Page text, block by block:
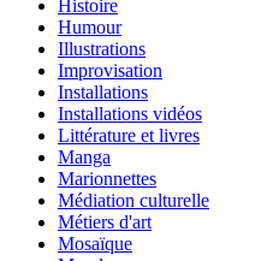
Histoire
Humour
Illustrations
Improvisation
Installations
Installations vidéos
Littérature et livres
Manga
Marionnettes
Médiation culturelle
Métiers d'art
Mosaïque